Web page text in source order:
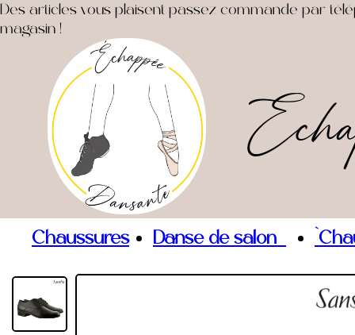
Des articles vous plaisent passez commande par
magasin !
Chaussures Danse de salon